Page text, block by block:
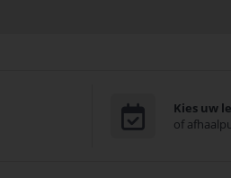
Kies uw
of